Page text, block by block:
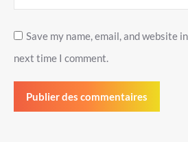
Save my name, email, and website
next time I comment.
Publier des commentaires